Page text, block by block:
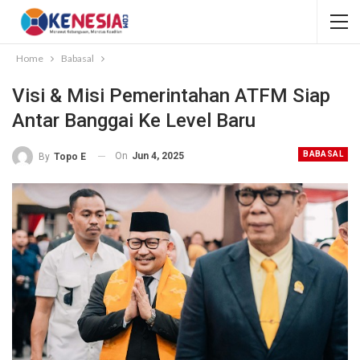
Home Babasal
Visi & Misi Pemerintahan ATFM Siap
Antar Banggai Ke Level Baru
BABASAL
By Topo E On Jun 4, 2025